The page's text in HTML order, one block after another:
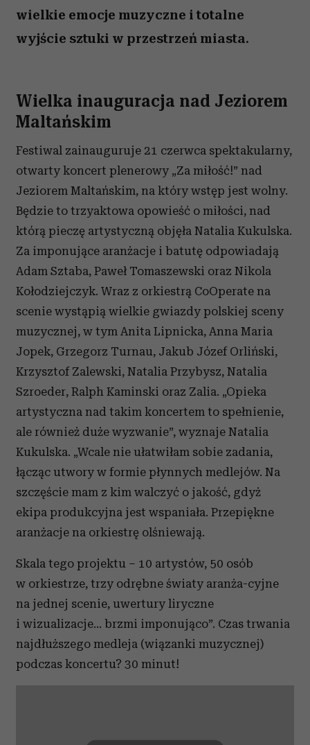
wielkie emocje muzyczne i totalne
wyjście sztuki w przestrzeń miasta.
Wielka inauguracja nad Jeziorem
Maltańskim
Festiwal zainauguruje 21 czerwca spektakularny,
otwarty koncert plenerowy „Za miłość!” nad
Jeziorem Maltańskim, na który wstęp jest wolny.
Będzie to trzyaktowa opowieść o miłości, nad
którą pieczę artystyczną objęła Natalia Kukulska.
Za imponujące aranżacje i batutę odpowiadają
Adam Sztaba, Paweł Tomaszewski oraz Nikola
Kołodziejczyk. Wraz z orkiestrą CoOperate na
scenie wystąpią wielkie gwiazdy polskiej sceny
muzycznej, w tym Anita Lipnicka, Anna Maria
Jopek, Grzegorz Turnau, Jakub Józef Orliński,
Krzysztof Zalewski, Natalia Przybysz, Natalia
Szroeder, Ralph Kaminski oraz Zalia. „Opieka
artystyczna nad takim koncertem to spełnienie,
ale również duże wyzwanie”, wyznaje Natalia
Kukulska. „Wcale nie ułatwiłam sobie zadania,
łącząc utwory w formie płynnych medlejów. Na
szczęście mam z kim walczyć o jakość, gdyż
ekipa produkcyjna jest wspaniała. Przepiękne
aranżacje na orkiestrę olśniewają.
Skala tego projektu – 10 artystów, 50 osób
w orkiestrze, trzy odrębne światy aranża-cyjne
na jednej scenie, uwertury liryczne
i wizualizacje… brzmi imponująco”. Czas trwania
najdłuższego medleja (wiązanki muzycznej)
podczas koncertu? 30 minut!